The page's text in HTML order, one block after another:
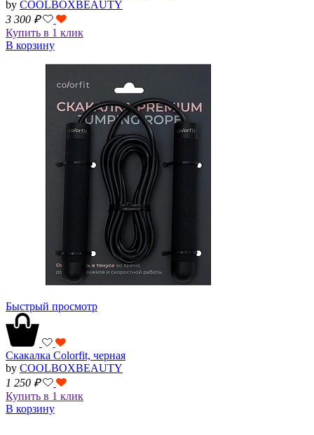
by COOLBOXBEAUTY
3 300 ₽
Купить в 1 клик
В корзину
Быстрый просмотр
Скакалка Colorfit, черная
by COOLBOXBEAUTY
1 250 ₽
Купить в 1 клик
В корзину